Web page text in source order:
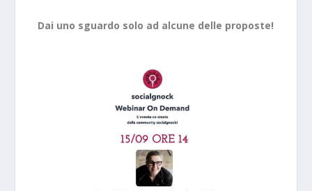
Dai uno sguardo solo ad alcune delle proposte!